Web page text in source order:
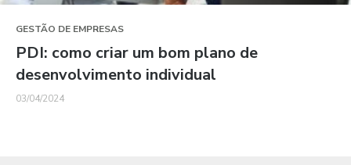
GESTÃO DE EMPRESAS
PDI: como criar um bom plano de
desenvolvimento individual
03/04/2024